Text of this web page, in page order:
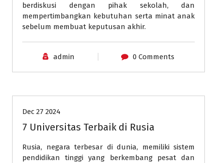
berdiskusi dengan pihak sekolah, dan
mempertimbangkan kebutuhan serta minat anak
sebelum membuat keputusan akhir.
admin 0 Comments
Dec 27 2024
7 Universitas Terbaik di Rusia
Rusia, negara terbesar di dunia, memiliki sistem
pendidikan tinggi yang berkembang pesat dan